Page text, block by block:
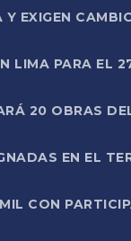
EXIGEN
LIMA PARA EL
20 OBRAS
EN EL
CON